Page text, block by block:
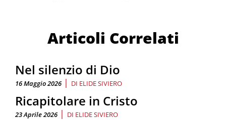
Articoli Correlati
Nel silenzio di Dio
16 Maggio 2026 | DI ELIDE SIVIERO
Ricapitolare in Cristo
23 Aprile 2026 | DI ELIDE SIVIERO